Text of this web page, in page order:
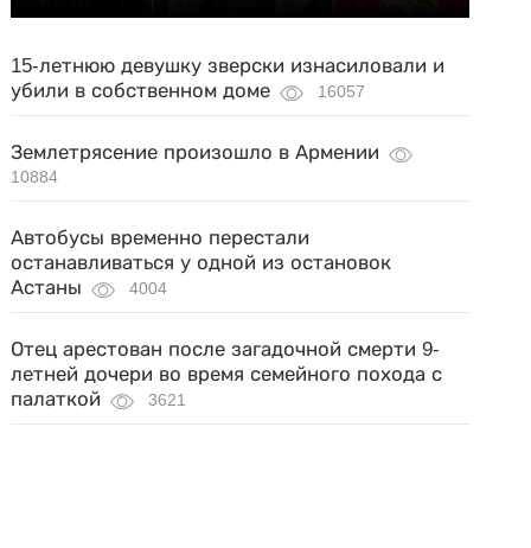
15-летнюю девушку зверски изнасиловали и
убили в собственном доме
16057
Землетрясение произошло в Армении
10884
Автобусы временно перестали
останавливаться у одной из остановок
Астаны
4004
Отец арестован после загадочной смерти 9-
летней дочери во время семейного похода с
палаткой
3621